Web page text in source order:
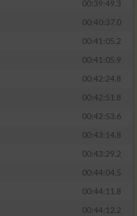
00:39:49.3
00:40:37.0
00:41:05.2
00:41:05.9
00:42:24.8
00:42:51.8
00:42:53.6
00:43:14.8
00:43:29.2
00:44:04.5
00:44:11.8
00:44:12.2